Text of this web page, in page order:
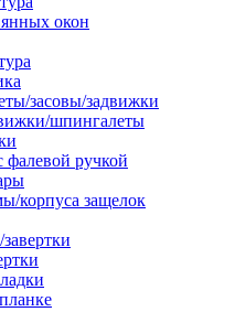
окон
засовы/задвижки
шпингалеты
фалевой ручкой
корпуса защелок